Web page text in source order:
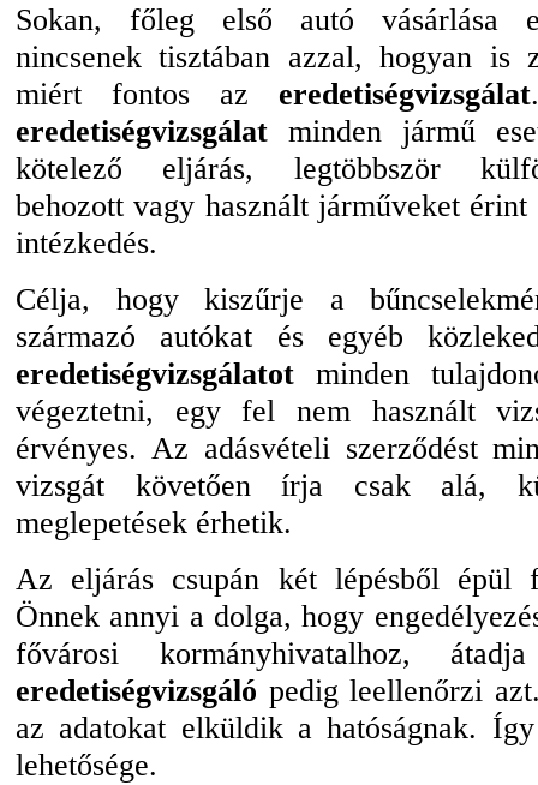
Sokan, főleg első autó vásárlása
nincsenek tisztában azzal, hogyan is
miért fontos az eredetiségvizsgálat
eredetiségvizsgálat minden jármű
kötelező eljárás, legtöbbször
behozott vagy használt járműveket érint
intézkedés.
Célja, hogy kiszűrje a
származó autókat és egyéb
eredetiségvizsgálatot minden
végeztetni, egy fel nem használt
érvényes. Az adásvételi szerződést
vizsgát követően írja csak alá,
meglepetések érhetik.
Az eljárás csupán két lépésből épül
Önnek annyi a dolga, hogy
fővárosi kormányhivatalhoz,
eredetiségvizsgáló pedig leellenőrzi
az adatokat elküldik a hatóságnak.
lehetősége.